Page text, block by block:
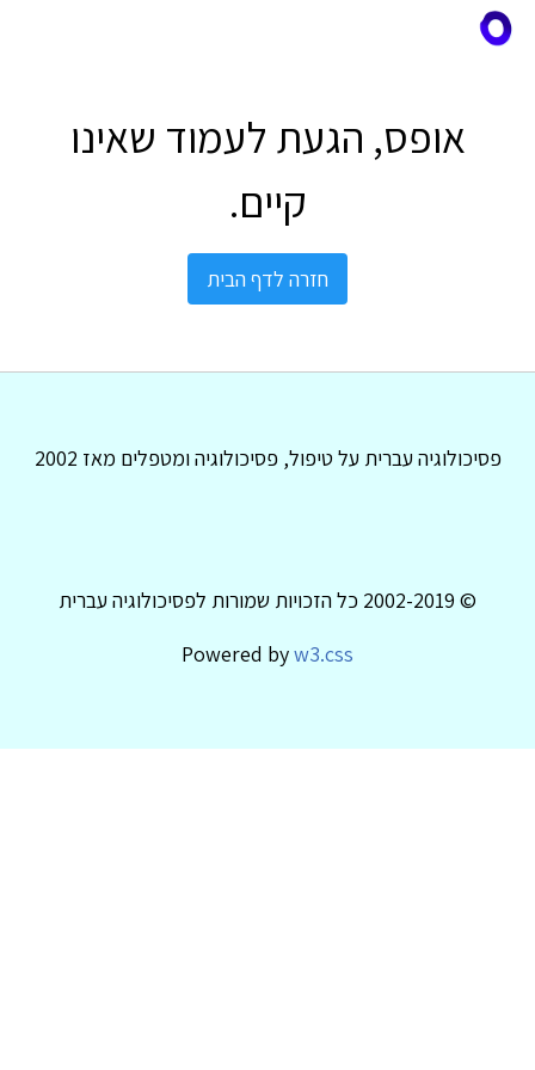
אופס, הגעת לעמוד שאינו
קיים.
חזרה לדף הבית
פסיכולוגיה עברית על טיפול, פסיכולוגיה ומטפלים מאז 2002
© 2002-2019 כל הזכויות שמורות לפסיכולוגיה עברית
Powered byw3.css